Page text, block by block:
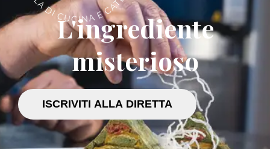
L'ingrediente
misterioso
ISCRIVITI ALLA DIRETTA